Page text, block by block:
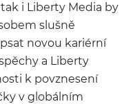
i Liberty Media by
slušně
novou kariérní
a Liberty
k povznesení
v globálním